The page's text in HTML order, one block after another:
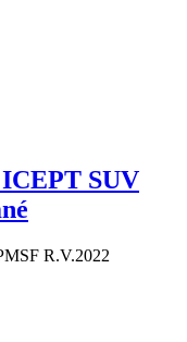
SUV
R.V.2022